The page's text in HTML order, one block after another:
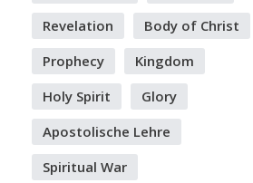
Revelation
Body of Christ
Prophecy
Kingdom
Holy Spirit
Glory
Apostolische Lehre
Spiritual War